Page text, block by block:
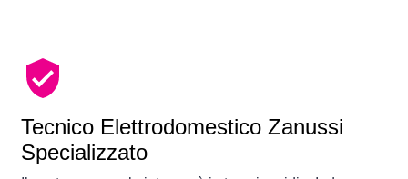
Tecnico Elettrodomestico Zanussi
Specializzato